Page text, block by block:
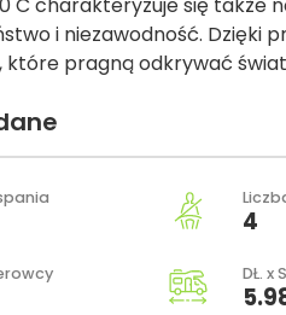
i niezawodność. Dzięki
które pragną odkrywać
4
DŁ. x